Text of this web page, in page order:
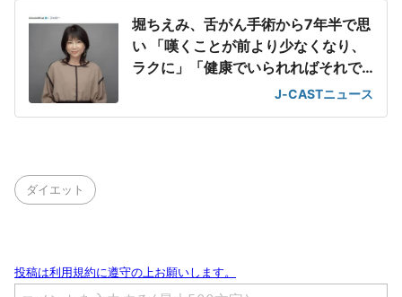
堀ちえみ、舌がん手術から7年半で思
い 「嘆くことが前より少なくなり、
ラクに」「健康でいられればそれで
J-CASTニュース
ダイエット